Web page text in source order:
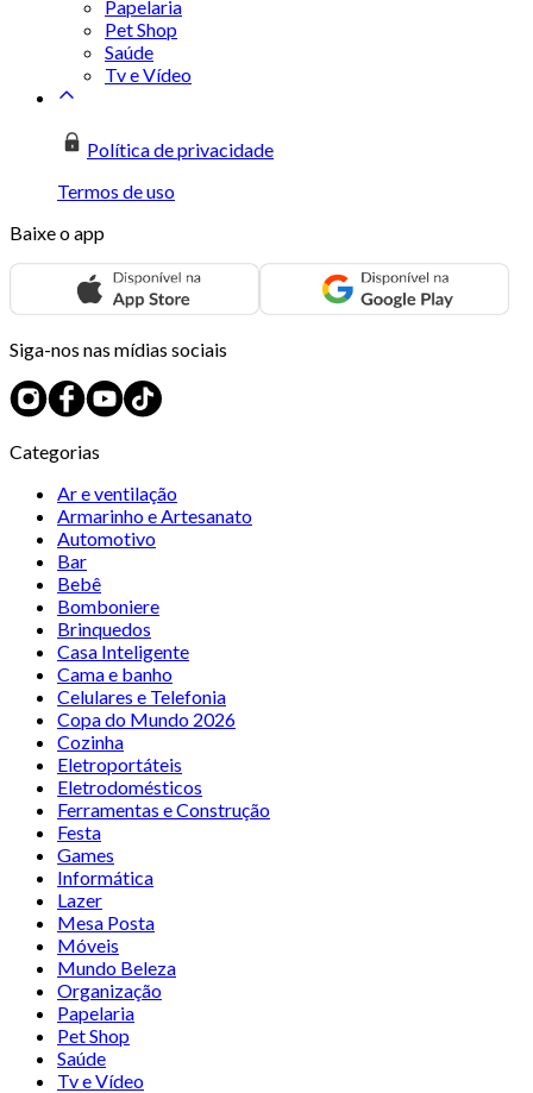
Papelaria
Pet Shop
Saúde
Tv e Vídeo
Política de privacidade
Termos de uso
Baixe o app
Siga-nos nas mídias sociais
Categorias
Ar e ventilação
Armarinho e Artesanato
Automotivo
Bar
Bebê
Bomboniere
Brinquedos
Casa Inteligente
Cama e banho
Celulares e Telefonia
Copa do Mundo 2026
Cozinha
Eletroportáteis
Eletrodomésticos
Ferramentas e Construção
Festa
Games
Informática
Lazer
Mesa Posta
Móveis
Mundo Beleza
Organização
Papelaria
Pet Shop
Saúde
Tv e Vídeo